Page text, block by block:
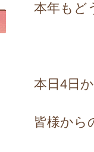
本年もど
本日4日
皆様から